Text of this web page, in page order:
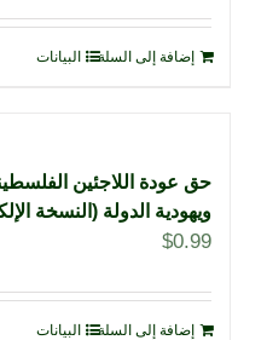
إضافة إلى السلة البيانات
حق عودة اللاجئين
ويهودية الدولة (النسخة
$0.99
إضافة إلى السلة البيانات